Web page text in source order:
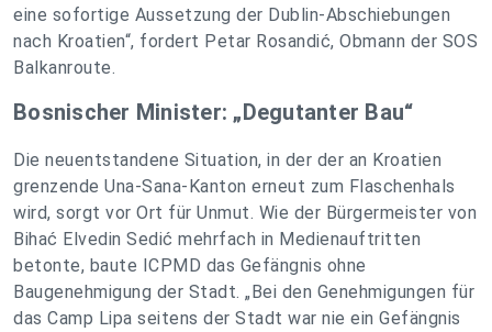
eine sofortige Aussetzung der Dublin-Abschiebungen
nach Kroatien“, fordert Petar Rosandić, Obmann der SOS
Balkanroute.
Bosnischer Minister: „Degutanter Bau“
Die neuentstandene Situation, in der der an Kroatien
grenzende Una-Sana-Kanton erneut zum Flaschenhals
wird, sorgt vor Ort für Unmut. Wie der Bürgermeister von
Bihać Elvedin Sedić mehrfach in Medienauftritten
betonte, baute ICPMD das Gefängnis ohne
Baugenehmigung der Stadt. „Bei den Genehmigungen für
das Camp Lipa seitens der Stadt war nie ein Gefängnis